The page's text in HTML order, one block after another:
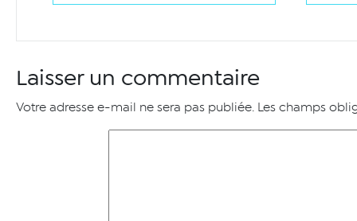
Laisser un commentaire
Votre adresse e-mail ne sera pas publiée. Les champs